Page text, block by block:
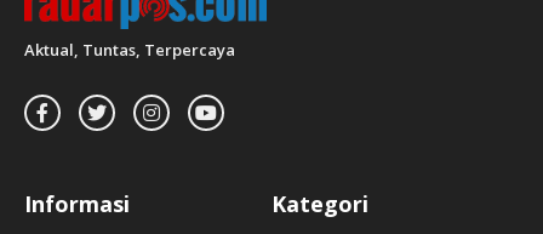
Aktual, Tuntas, Terpercaya
Informasi Kategori